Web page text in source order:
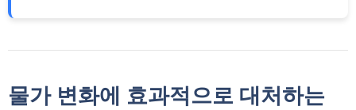
물가 변화에 효과적으로 대처하는